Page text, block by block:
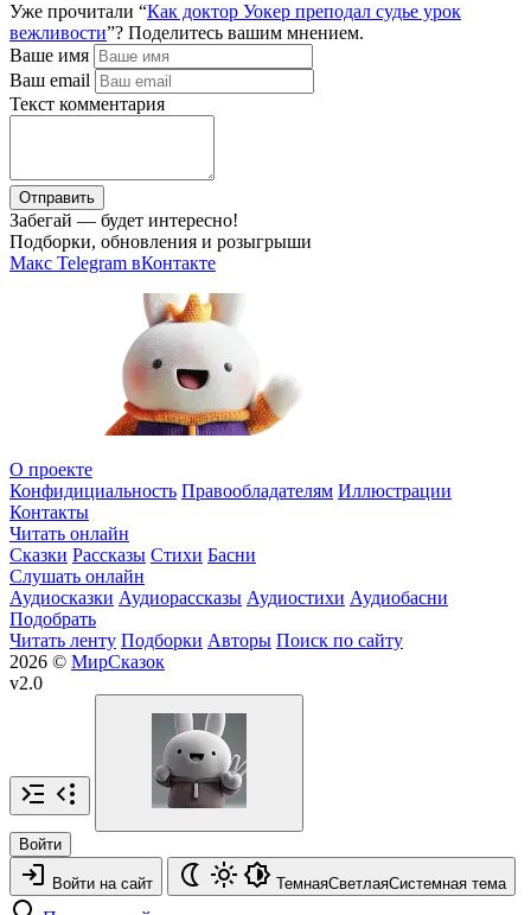
Уже прочитали “Как доктор Уокер преподал судье урок
вежливости”? Поделитесь вашим мнением.
Ваше имя
Ваш email
Текст комментария
Отправить
Забегай — будет интересно!
Подборки, обновления и розыгрыши
Макс Telegram вКонтакте
О проекте
Конфидициальность Правообладателям Иллюстрации
Контакты
Читать онлайн
Сказки Рассказы Стихи Басни
Слушать онлайн
Аудиосказки Аудиорассказы Аудиостихи Аудиобасни
Подобрать
Читать ленту Подборки Авторы Поиск по сайту
2026 © МирСказок
v2.0
Войти
Войти на сайт ТемнаяСветлаяСистемная тема